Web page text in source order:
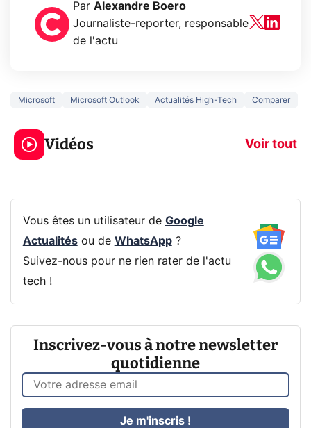
Par Alexandre Boero
Journaliste-reporter, responsable
de l'actu
Microsoft Microsoft Outlook Actualités High-Tech Comparer
Vidéos Voir tout
jeux dans la
prochaine Xbox !
Ce que vous
navigation
Vous êtes un utilisateur de Google
Actualitésou de WhatsApp?
Suivez-nous pour ne rien rater de l'actu
tech !
Inscrivez-vous à notre newsletter
quotidienne
Je m'inscris !